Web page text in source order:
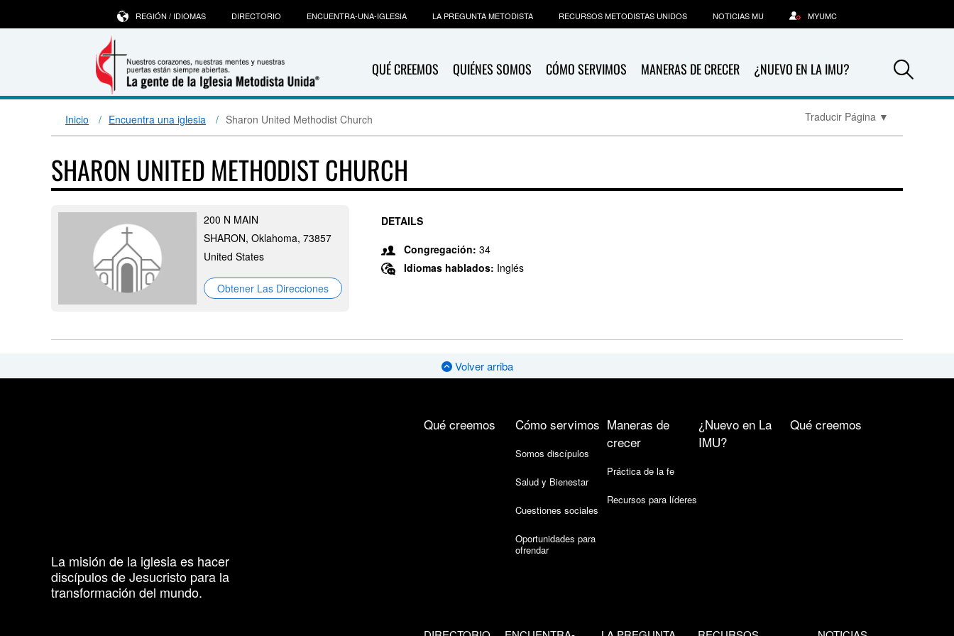
QUÉ CREEMOS QUIÉNES SOMOS CÓMO SERVIMOS MANERAS DE CRECER ¿NUEVO EN LA IMU?
REGIÓN / IDIOMAS DIRECTORIO ENCUENTRA-UNA-IGLESIA LA PREGUNTA METODISTA RECURSOS METODISTAS UNIDOS NOTICIAS MU MYUMC
Inicio Encuentra una iglesia Sharon United Methodist Church Traducir Página ▼
SHARON UNITED METHODIST CHURCH
200 N MAIN
SHARON, Oklahoma, 73857
United States
Obtener Las Direcciones
DETAILS
Congregación: 34
Idiomas hablados: Inglés
Volver arriba
La misión de la iglesia es hacer
discípulos de Jesucristo para la
transformación del mundo.
Qué creemos Cómo servimos
Somos discípulos
Salud y Bienestar
Cuestiones sociales
Oportunidades para
ofrendar
Maneras de
crecer
Práctica de la fe
Recursos para líderes
¿Nuevo en La
IMU?
Qué creemos